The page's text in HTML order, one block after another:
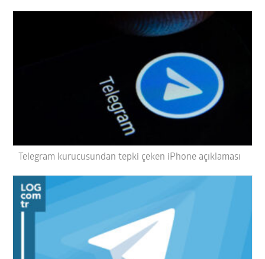
Telegram kurucusundan tepki çeken iPhone açıklaması